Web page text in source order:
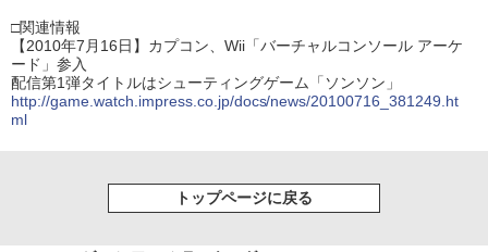
□関連情報
【2010年7月16日】カプコン、Wii「バーチャルコンソール アーケ
ード」参入
配信第1弾タイトルはシューティングゲーム「ソンソン」
http://game.watch.impress.co.jp/docs/news/20100716_381249.ht
ml
トップページに戻る